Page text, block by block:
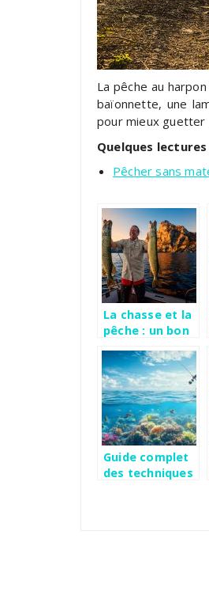
La pêche au
baïonnette, une
pour mieux
Quelques
Pêcher sans
La chasse et la
pêche : un bon
partager
Guide complet
des techniques